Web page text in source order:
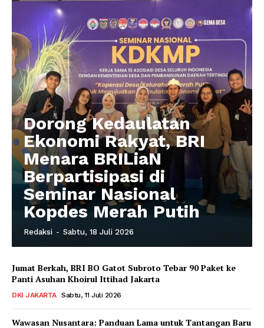
Dorong Kedaulatan
Ekonomi Rakyat, BRI
Menara BRILiaN
Berpartisipasi di
Seminar Nasional
Kopdes Merah Putih
Redaksi - Sabtu, 18 Juli 2026
Jumat Berkah, BRI BO Gatot Subroto Tebar 90 Paket ke
Panti Asuhan Khoirul Ittihad Jakarta
DKI JAKARTA Sabtu, 11 Juli 2026
Wawasan Nusantara: Panduan Lama untuk Tantangan Baru